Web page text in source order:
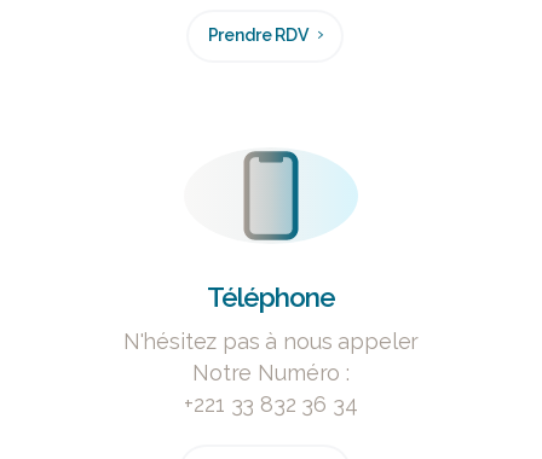
Prendre RDV
Téléphone
N'hésitez pas à nous appeler
Notre Numéro :
+221 33 832 36 34